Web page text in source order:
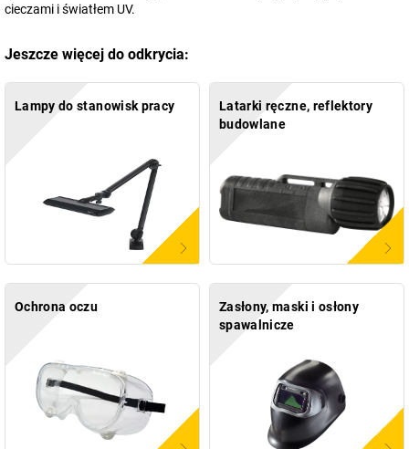
cieczami i światłem UV.
Jeszcze więcej do odkrycia:
Lampy do stanowisk pracy
Latarki ręczne, reflektory
budowlane
Ochrona oczu
Zasłony, maski i osłony
spawalnicze